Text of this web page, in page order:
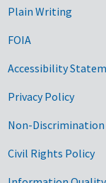
Plain Writing
FOIA
Accessibility
Privacy Policy
Non-
Civil Rights Policy